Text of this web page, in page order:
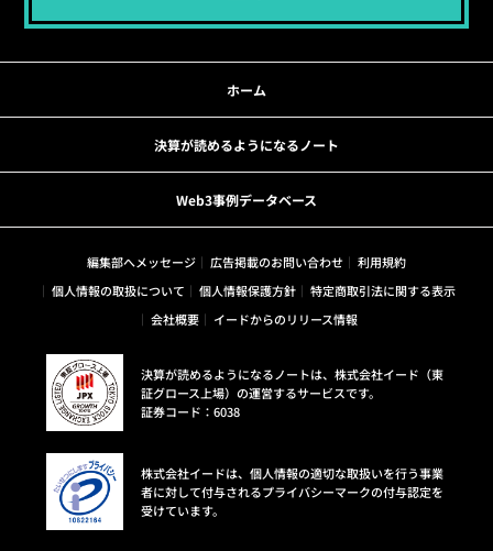
ホーム
決算が読めるようになるノート
Web3事例データベース
編集部へメッセージ 広告掲載のお問い合わせ
利用規約
個人情報の取扱について
個人情報保護方針
特定商取引法に関する表示
会社概要
イードからのリリース情報
決算が読めるようになるノートは、株式会社イード（東
証グロース上場）の運営するサービスです。
証券コード：6038
株式会社イードは、個人情報の適切な取扱いを行う事業
者に対して付与されるプライバシーマークの付与認定を
受けています。